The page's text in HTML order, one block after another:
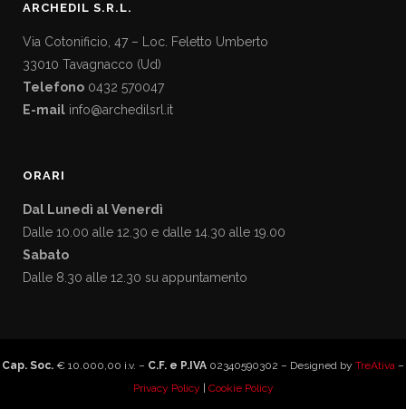
ARCHEDIL S.R.L.
Via Cotonificio, 47 – Loc. Feletto Umberto
33010 Tavagnacco (Ud)
Telefono 0432 570047
E-mail info@archedilsrl.it
ORARI
Dal Lunedì al Venerdì
Dalle 10.00 alle 12.30 e dalle 14.30 alle 19.00
Sabato
Dalle 8.30 alle 12.30 su appuntamento
Cap. Soc. € 10.000,00 i.v. – C.F. e P.IVA 02340590302 – Designed by TreAtiva –
Privacy Policy
Cookie Policy